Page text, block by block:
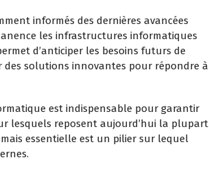
informés des dernières avancées
les infrastructures informatiques
d’anticiper les besoins futurs de
des solutions innovantes pour répondre à
est indispensable pour garantir
lesquels reposent aujourd’hui la plupart
essentielle est un pilier sur lequel